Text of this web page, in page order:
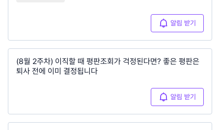
알림 받기
(8월 2주차) 이직할 때 평판조회가 걱정된다면? 좋은 평판은
퇴사 전에 이미 결정됩니다
알림 받기